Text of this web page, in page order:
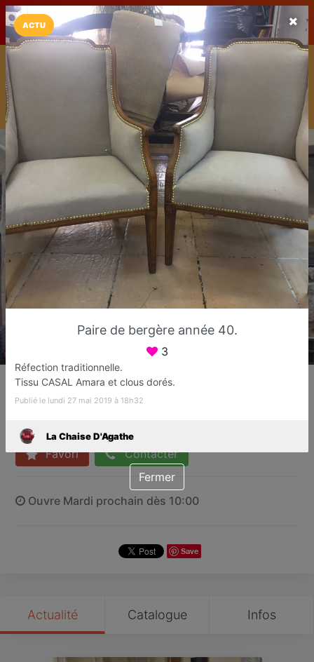
LaCarte LaCarte sur
Play Store
Installez l'App LaCarte
Téléchargez gratuitement l'app LaCarte pour suivre vos
commerces favoris et ne rien rater !
Télécharger Plus tard
La Chaise D'Agathe
Tapissier
Favori Contacter
Ouvre Mardi prochain dès 10:00
Save
Actualité Catalogue Infos
ACTU
Paire de bergère année 40.
3
Réfection traditionnelle.
Tissu CASAL Amara et clous dorés.
Publié le lundi 27 mai 2019 à 18h32
La Chaise D'Agathe
Fermer